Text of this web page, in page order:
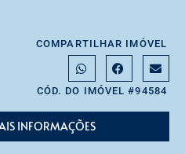
COMPARTILHAR IMÓVEL
CÓD. DO IMÓVEL #94584
INFORMAÇÕES